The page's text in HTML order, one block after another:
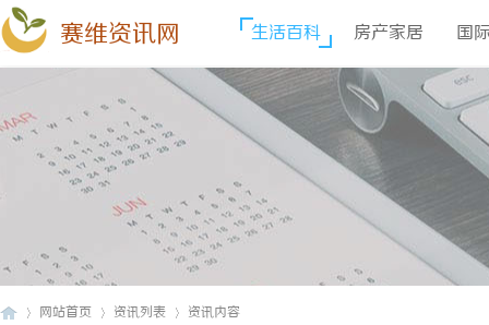
赛维资讯网 生活百科 房产家居 国
网站首页 资讯列表 资讯内容